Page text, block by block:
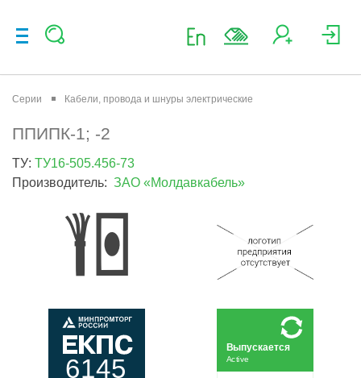
Серии Кабели, провода и шнуры электрические
ППИПК-1; -2
ТУ: ТУ16-505.456-73
Производитель: ЗАО «Молдавкабель»
6145 Active
Выпускается